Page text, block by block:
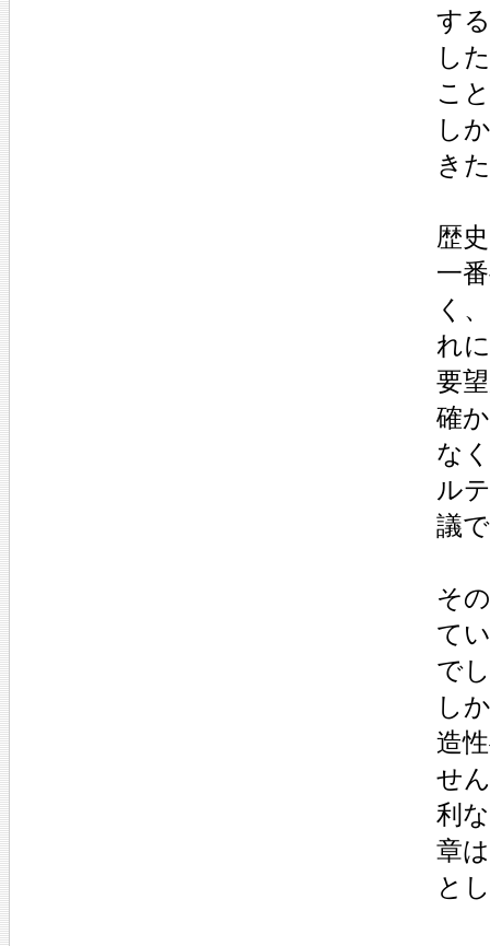
す
し
こ
し
き
歴
一
く
れ
要
確
な
ル
議
そ
て
で
し
造
せ
利
章
と